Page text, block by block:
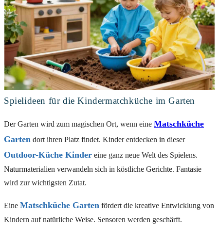
Spielideen für die Kindermatchküche im Garten
Der Garten wird zum magischen Ort, wenn eine Matschküche
Garten dort ihren Platz findet. Kinder entdecken in dieser
Outdoor-Küche Kinder eine ganz neue Welt des Spielens.
Naturmaterialien verwandeln sich in köstliche Gerichte. Fantasie
wird zur wichtigsten Zutat.
Eine Matschküche Garten fördert die kreative Entwicklung von
Kindern auf natürliche Weise. Sensoren werden geschärft.